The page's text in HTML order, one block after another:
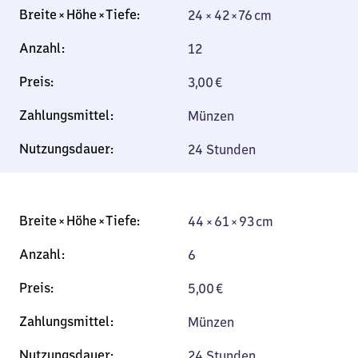
24 × 42 × 76 cm
12
3,00€
Münzen
24 Stunden
44 × 61 × 93 cm
6
5,00€
Münzen